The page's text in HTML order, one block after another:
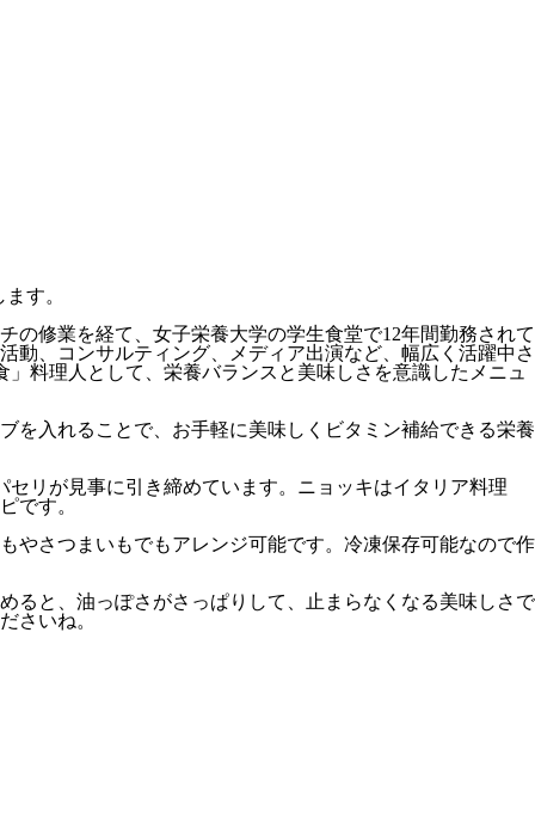
す。
の修業を経て、女子栄養大学の学生食堂で12年間勤務されて
動、コンサルティング、メディア出演など、幅広く活躍中さ
料理人として、栄養バランスと美味しさを意識したメニュ
を入れることで、お手軽に美味しくビタミン補給できる栄養
リが見事に引き締めています。ニョッキはイタリア料理
です。
やさつまいもでもアレンジ可能です。冷凍保存可能なので作
ると、油っぽさがさっぱりして、止まらなくなる美味しさで
さいね。